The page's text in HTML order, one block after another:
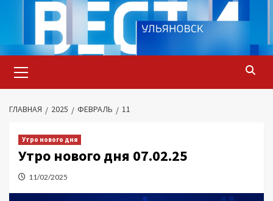
содержимому
меню
ГЛАВНАЯ 2025 ФЕВРАЛЬ 11
Утро нового дня
Утро нового дня 07.02.25
11/02/2025